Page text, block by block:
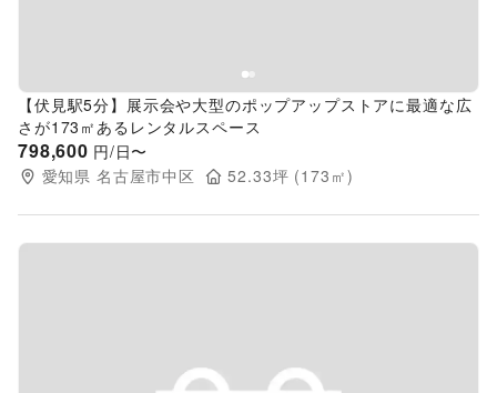
【伏見駅5分】展示会や大型のポップアップストアに最適な広
さが173㎡あるレンタルスペース
798,600 円/日〜
愛知県 名古屋市中区 52.33坪 (173 ㎡)